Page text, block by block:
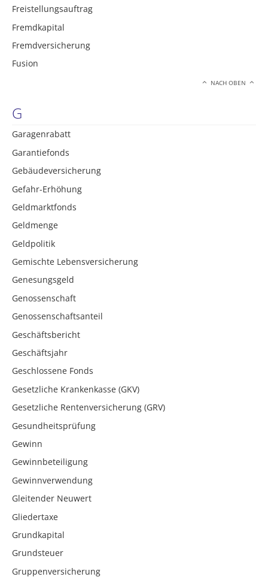
Freistellungsauftrag
Fremdkapital
Fremdversicherung
Fusion
NACH OBEN
G
Garagenrabatt
Garantiefonds
Gebäudeversicherung
Gefahr-Erhöhung
Geldmarktfonds
Geldmenge
Geldpolitik
Gemischte Lebensversicherung
Genesungsgeld
Genossenschaft
Genossenschaftsanteil
Geschäftsbericht
Geschäftsjahr
Geschlossene Fonds
Gesetzliche Krankenkasse (GKV)
Gesetzliche Rentenversicherung (GRV)
Gesundheitsprüfung
Gewinn
Gewinnbeteiligung
Gewinnverwendung
Gleitender Neuwert
Gliedertaxe
Grundkapital
Grundsteuer
Gruppenversicherung